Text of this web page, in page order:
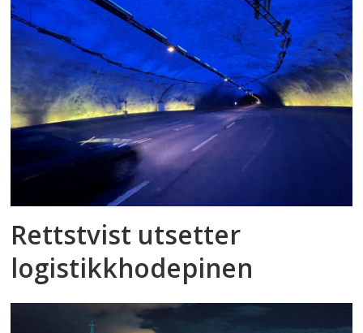
Rettstvist utsetter
logistikkhodepinen